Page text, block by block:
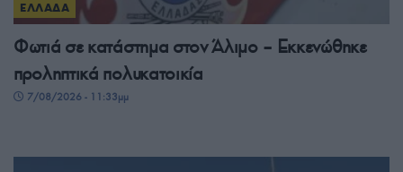
ΕΛΛΑΔΑ
Φωτιά σε κατάστημα στον Άλιμο – Εκκενώθηκε
προληπτικά πολυκατοικία
7/08/2026 - 11:33μμ